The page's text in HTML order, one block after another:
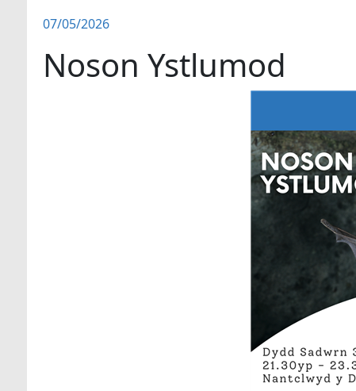
07/05/2026
Noson Ystlumod